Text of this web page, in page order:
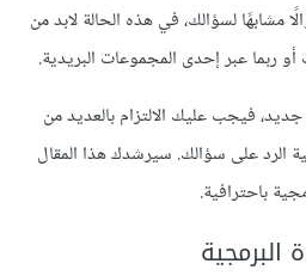
مشابهًا لسؤالك، في هذه الحالة لابد من
ربما عبر إحدى المجموعات البريدية.
فيجب عليك الالتزام بالعديد من
الرد على سؤالك. سيرشدك هذا المقال
باحترافية.